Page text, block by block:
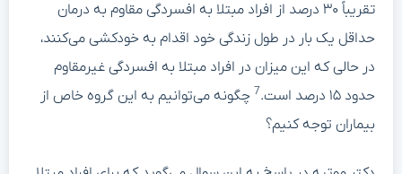
تقریباً ۳۰ درصد از افراد مبتلا به افسردگی مقاوم به درمان
حداقل یک بار در طول زندگی خود اقدام به خودکشی می‌کنند،
در حالی که این میزان در افراد مبتلا به افسردگی غیرمقاوم
حدود ۱۵ درصد است.
7 چگونه می‌توانیم به این گروه خاص از
بیماران توجه کنیم؟